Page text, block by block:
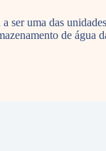
uma das
de água